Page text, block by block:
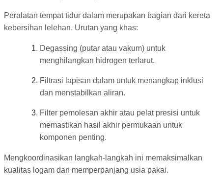
Peralatan tempat tidur dalam merupakan bagian dari kereta
kebersihan lelehan. Urutan yang khas:
Degassing (putar atau vakum) untuk
menghilangkan hidrogen terlarut.
Filtrasi lapisan dalam untuk menangkap inklusi
dan menstabilkan aliran.
Filter pemolesan akhir atau pelat presisi untuk
memastikan hasil akhir permukaan untuk
komponen penting.
Mengkoordinasikan langkah-langkah ini memaksimalkan
kualitas logam dan memperpanjang usia pakai.